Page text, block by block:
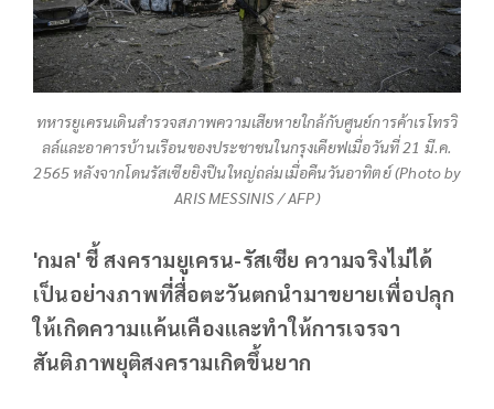
ทหารยูเครนเดินสำรวจสภาพความเสียหายใกล้กับศูนย์การค้าเรโทรวิ
ลล์และอาคารบ้านเรือนของประชาชนในกรุงเคียฟเมื่อวันที่ 21 มี.ค.
2565 หลังจากโดนรัสเซียยิงปืนใหญ่ถล่มเมื่อคืนวันอาทิตย์ (Photo by
ARIS MESSINIS / AFP)
'กมล' ชี้ สงครามยูเครน-รัสเซีย ความจริงไม่ได้
เป็นอย่างภาพที่สื่อตะวันตกนำมาขยายเพื่อปลุก
ให้เกิดความแค้นเคืองและทำให้การเจรจา
สันติภาพยุติสงครามเกิดขึ้นยาก